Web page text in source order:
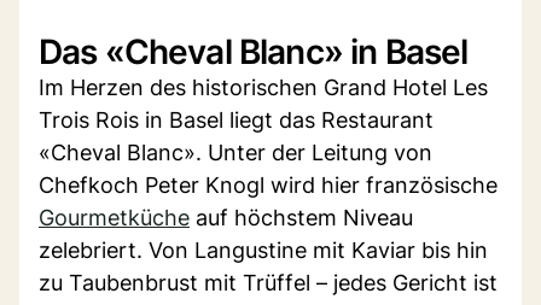
Das «Cheval Blanc» in Basel
Im Herzen des historischen Grand Hotel Les
Trois Rois in Basel liegt das Restaurant
«Cheval Blanc». Unter der Leitung von
Chefkoch Peter Knogl wird hier französische
Gourmetküche auf höchstem Niveau
zelebriert. Von Langustine mit Kaviar bis hin
zu Taubenbrust mit Trüffel – jedes Gericht ist